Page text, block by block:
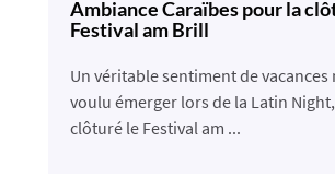
Ambiance Caraïbes pour la
Festival am Brill
Un véritable sentiment de vacances
voulu émerger lors de la Latin
clôturé le Festival am ...